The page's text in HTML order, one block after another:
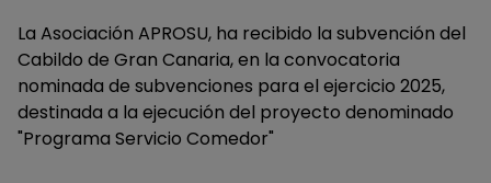
La Asociación APROSU, ha recibido la subvención del
Cabildo de Gran Canaria, en la convocatoria
nominada de subvenciones para el ejercicio 2025,
destinada a la ejecución del proyecto denominado
"Programa Servicio Comedor"